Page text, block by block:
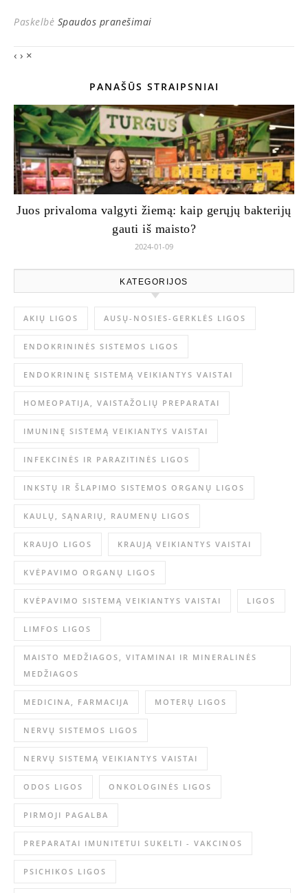
Paskelbė Spaudos pranešimai
‹ › ×
PANAŠŪS STRAIPSNIAI
Juos privaloma valgyti žiemą: kaip gerųjų bakterijų
gauti iš maisto?
2024-01-09
KATEGORIJOS
AKIŲ LIGOS AUSŲ-NOSIES-GERKLĖS LIGOS
ENDOKRININĖS SISTEMOS LIGOS
ENDOKRININĘ SISTEMĄ VEIKIANTYS VAISTAI
HOMEOPATIJA, VAISTAŽOLIŲ PREPARATAI
IMUNINĘ SISTEMĄ VEIKIANTYS VAISTAI
INFEKCINĖS IR PARAZITINĖS LIGOS
INKSTŲ IR ŠLAPIMO SISTEMOS ORGANŲ LIGOS
KAULŲ, SĄNARIŲ, RAUMENŲ LIGOS
KRAUJO LIGOS KRAUJĄ VEIKIANTYS VAISTAI
KVĖPAVIMO ORGANŲ LIGOS
KVĖPAVIMO SISTEMĄ VEIKIANTYS VAISTAI LIGOS
LIMFOS LIGOS
MAISTO MEDŽIAGOS, VITAMINAI IR MINERALINĖS
MEDŽIAGOS
MEDICINA, FARMACIJA MOTERŲ LIGOS
NERVŲ SISTEMOS LIGOS
NERVŲ SISTEMĄ VEIKIANTYS VAISTAI
ODOS LIGOS ONKOLOGINĖS LIGOS
PIRMOJI PAGALBA
PREPARATAI IMUNITETUI SUKELTI - VAKCINOS
PSICHIKOS LIGOS